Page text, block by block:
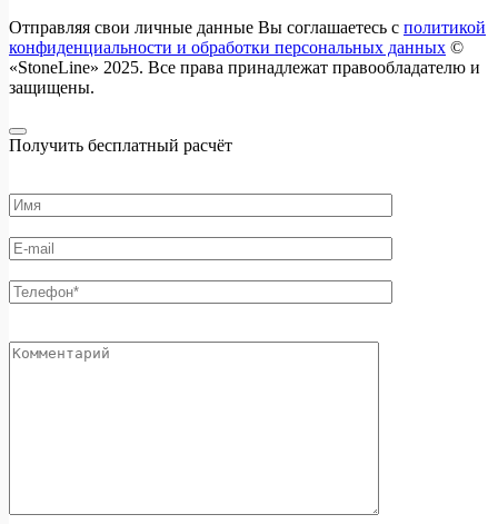
Отправляя свои личные данные Вы соглашаетесь с политикой
конфиденциальности и обработки персональных данных ©
«StoneLine» 2025. Все права принадлежат правообладателю и
защищены.
Получить бесплатный расчёт